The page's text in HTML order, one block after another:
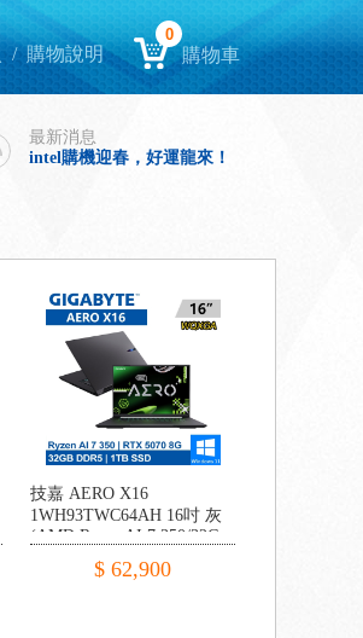
/購物說明
0
購物車
最新消息
Lenovo Yoga book 9i 開箱
intel購機迎春，好運龍來！
技嘉 AERO X16
1WH93TWC64AH 16吋 灰
(AMD Ryzen AI 7 350/32G
$ 62,900